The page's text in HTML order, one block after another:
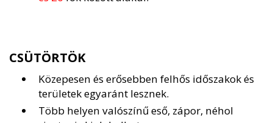
CSÜTÖRTÖK
Közepesen és erősebben felhős időszakok és
területek egyaránt lesznek.
Több helyen valószínű eső, zápor, néhol